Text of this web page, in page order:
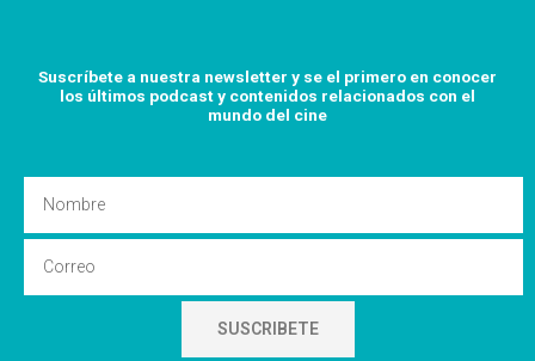
Suscríbete a nuestra newsletter y se el primero en conocer
los últimos podcast y contenidos relacionados con el
mundo del cine
SUSCRIBETE